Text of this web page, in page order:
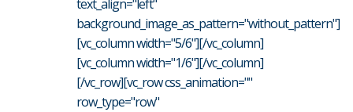
text_align="left"
background_image_as_pattern="without_pattern"]
[vc_column width="5/6"][/vc_column]
[vc_column width="1/6"][/vc_column]
[/vc_row][vc_row css_animation=""
row_type="row"